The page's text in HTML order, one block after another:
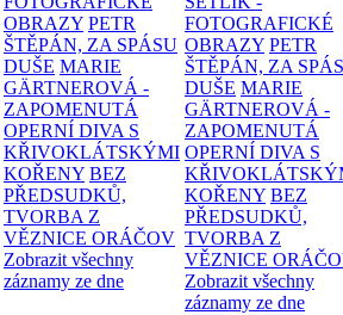
OBRAZY PETR
ŠTĚPÁN, ZA SPÁSU
DUŠE MARIE
GÄRTNEROVÁ -
ZAPOMENUTÁ
OPERNÍ DIVA S
KŘIVOKLÁTSKÝMI
KOŘENY BEZ
PŘEDSUDKŮ,
TVORBA Z
VĚZNICE ORÁČOV
Zobrazit všechny
záznamy ze dne
FOTOGRAFICKÉ
OBRAZY PETR
ŠTĚPÁN, ZA
DUŠE MARIE
GÄRTNEROVÁ -
ZAPOMENUTÁ
OPERNÍ DIVA S
KOŘENY BEZ
PŘEDSUDKŮ,
TVORBA Z
VĚZNICE
Zobrazit všechny
záznamy ze dne